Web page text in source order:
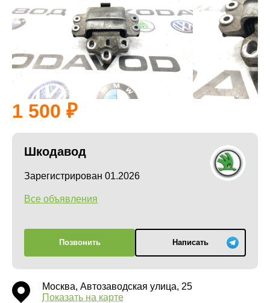
1 500
Шкодавод
Зарегистрирован 01.2026
Все объявления
Позвонить Написать
Москва, Автозаводская улица, 25
Показать на карте